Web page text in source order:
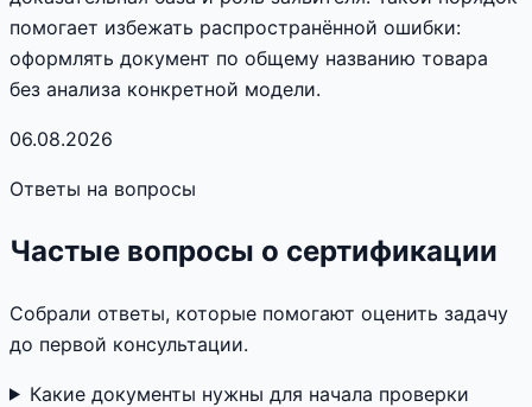
помогает избежать распространённой ошибки:
оформлять документ по общему названию товара
без анализа конкретной модели.
06.08.2026
Ответы на вопросы
Частые вопросы о сертификации
Собрали ответы, которые помогают оценить задачу
до первой консультации.
Какие документы нужны для начала проверки